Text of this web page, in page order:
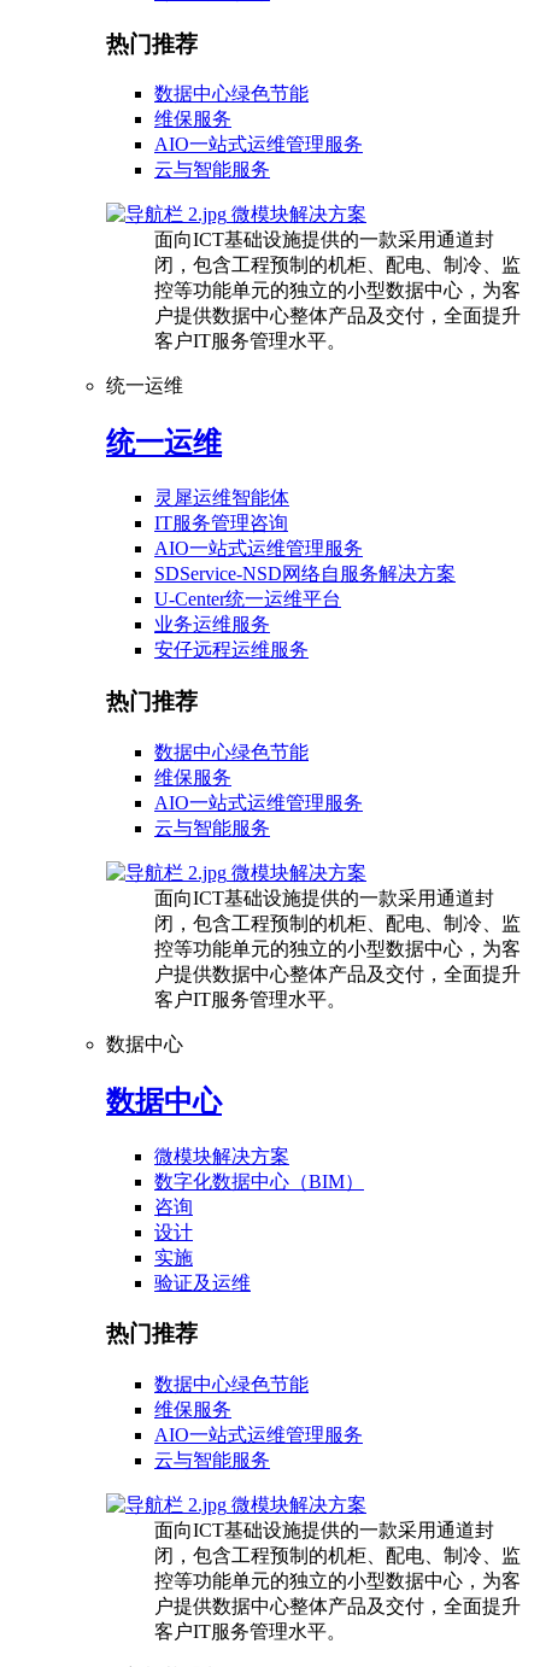
热门推荐
数据中心绿色节能
维保服务
AIO一站式运维管理服务
云与智能服务
微模块解决方案
面向ICT基础设施提供的一款采用通道封
闭，包含工程预制的机柜、配电、制冷、监
控等功能单元的独立的小型数据中心，为客
户提供数据中心整体产品及交付，全面提升
客户IT服务管理水平。
统一运维
统一运维
灵犀运维智能体
IT服务管理咨询
AIO一站式运维管理服务
SDService-NSD网络自服务解决方案
U-Center统一运维平台
业务运维服务
安仔远程运维服务
热门推荐
数据中心绿色节能
维保服务
AIO一站式运维管理服务
云与智能服务
微模块解决方案
面向ICT基础设施提供的一款采用通道封
闭，包含工程预制的机柜、配电、制冷、监
控等功能单元的独立的小型数据中心，为客
户提供数据中心整体产品及交付，全面提升
客户IT服务管理水平。
数据中心
数据中心
微模块解决方案
数字化数据中心（BIM）
咨询
设计
实施
验证及运维
热门推荐
数据中心绿色节能
维保服务
AIO一站式运维管理服务
云与智能服务
微模块解决方案
面向ICT基础设施提供的一款采用通道封
闭，包含工程预制的机柜、配电、制冷、监
控等功能单元的独立的小型数据中心，为客
户提供数据中心整体产品及交付，全面提升
客户IT服务管理水平。